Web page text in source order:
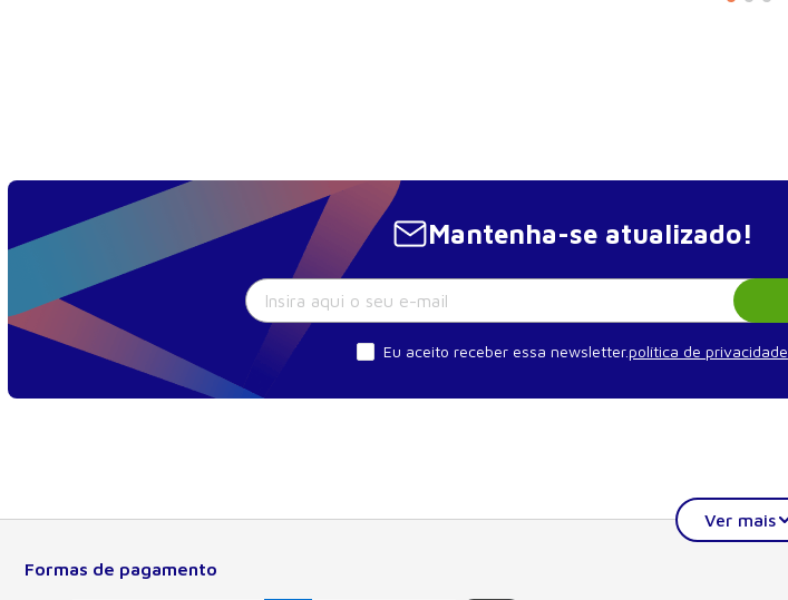
Mantenha-se atualizado!
Eu aceito receber essa newsletter.política de privacidade
Sobre a Manole
Formas de pagamento